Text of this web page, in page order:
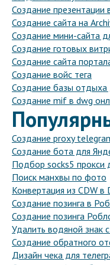
Создание презентации
Создание сайта на
Создание мини-сайта
Создание готовых
Создание сайта
Создание войс тега
Создание базы
Создание mif в dwg
Создание proxy
Создание бота для
Подбор socks5 прокси
Поиск манхвы по фото
Конвертация из CDW в
Создание позинга в
Создание позинга
Удалить водяной знак
Создание обратного
Дизайн чека для